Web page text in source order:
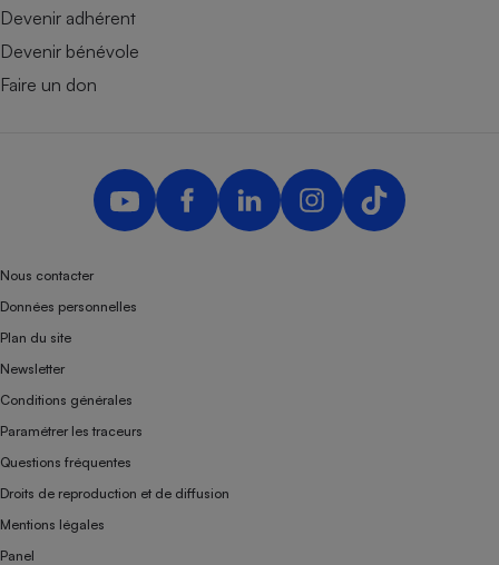
Devenir adhérent
Devenir bénévole
Faire un don
Nous contacter
Données personnelles
Plan du site
Newsletter
Conditions générales
Paramétrer les traceurs
Questions fréquentes
Droits de reproduction et de diffusion
Mentions légales
Panel